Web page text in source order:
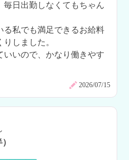
毎日出勤しなくてもちゃん
る私でも満足できるお給料
しました。
いいので、かなり働きやす
2026/07/15